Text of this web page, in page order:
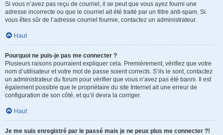
Si vous n’avez pas reçu de courriel, il se peut que vous ayez fourni une
adresse incorrecte ou que le courriel ait été traité par un filtre anti-spam. Si
vous êtes sûr de l’adresse courriel fournie, contactez un administrateur.
Haut
Pourquoi ne puis-je pas me connecter ?
Plusieurs raisons pourraient expliquer cela. Premièrement, vérifiez que votre
nom d’utilisateur et votre mot de passe soient corrects. S’ils le sont, contactez
un administrateur du forum pour vérifier que vous n’avez pas été banni. Il est
également possible que le propriétaire du site Internet ait une erreur de
configuration de son côté, et qu’il devra la corriger.
Haut
Je me suis enregistré par le passé mais je ne peux plus me connecter ?!